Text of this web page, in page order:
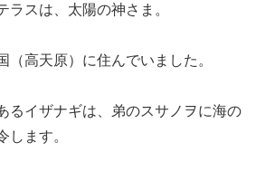
ラスは、太陽の神さま。
（高天原）に住んでいました。
るイザナギは、弟のスサノヲに海の
します。